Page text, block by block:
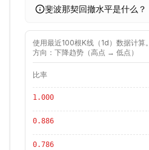
斐波那契回撤水平是什么？
使用最近100根K线（ 1d ）数据计算。
方向：下降趋势（高点 → 低点）
比率
1.000
0.886
0.786